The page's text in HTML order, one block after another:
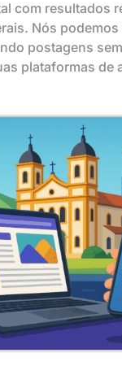
com resultados
Nós
postagens
plataformas de